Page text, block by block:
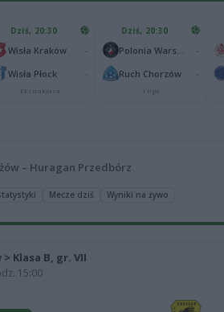
Dziś, 20:30
Wisła Kraków
Wisła Płock
Ekstraklasa
Dziś, 20:30
Ruch Chorzów
I liga
– Huragan Przedbórz
Mecze dziś Wyniki na żywo
Klasa B, gr. VII
15:00